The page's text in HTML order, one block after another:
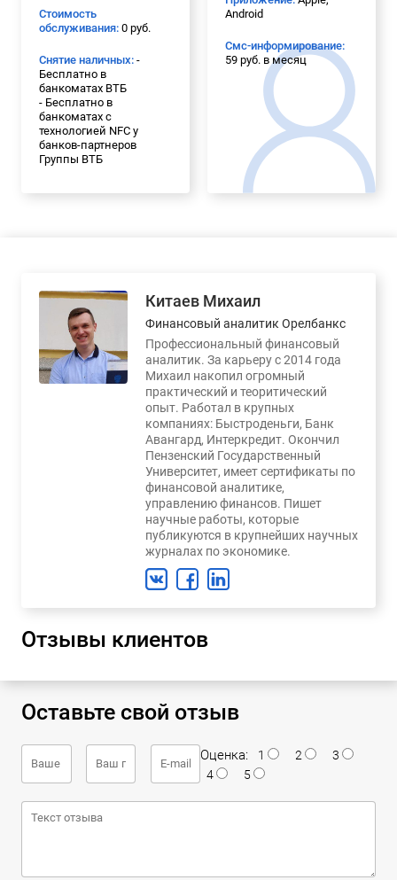
Стоимость
обслуживания: 0 руб.
Снятие наличных: -
Бесплатно в
банкоматах ВТБ
- Бесплатно в
банкоматах с
технологией NFC у
банков-партнеров
Группы ВТБ
Android
Смс-информирование:
59 руб. в месяц
Китаев Михаил
Финансовый аналитик Орелбанкс
Профессиональный финансовый
аналитик. За карьеру с 2014 года
Михаил накопил огромный
практический и теоритический
опыт. Работал в крупных
компаниях: Быстроденьги, Банк
Авангард, Интеркредит. Окончил
Пензенский Государственный
Университет, имеет сертификаты по
финансовой аналитике,
управлению финансов. Пишет
научные работы, которые
публикуются в крупнейших научных
журналах по экономике.
Отзывы клиентов
Оставьте свой отзыв
Оценка: 1 2
3
4
5